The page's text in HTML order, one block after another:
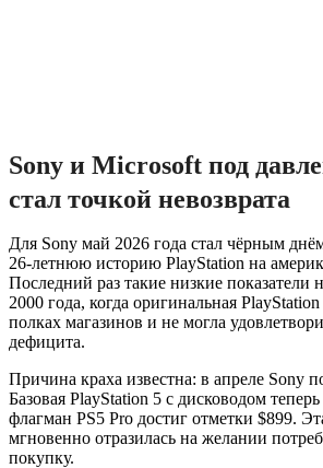
Sony и Microsoft под
стал точкой невозврата
Для Sony май 2026 года стал чёрным
26-летнюю историю PlayStation на
Последний раз такие низкие показатели
2000 года, когда оригинальная
полках магазинов и не могла
дефицита.
Причина краха известна: в апреле Sony
Базовая PlayStation 5 с дисководом
флагман PS5 Pro достиг отметки $899.
мгновенно отразилась на желании
покупку.